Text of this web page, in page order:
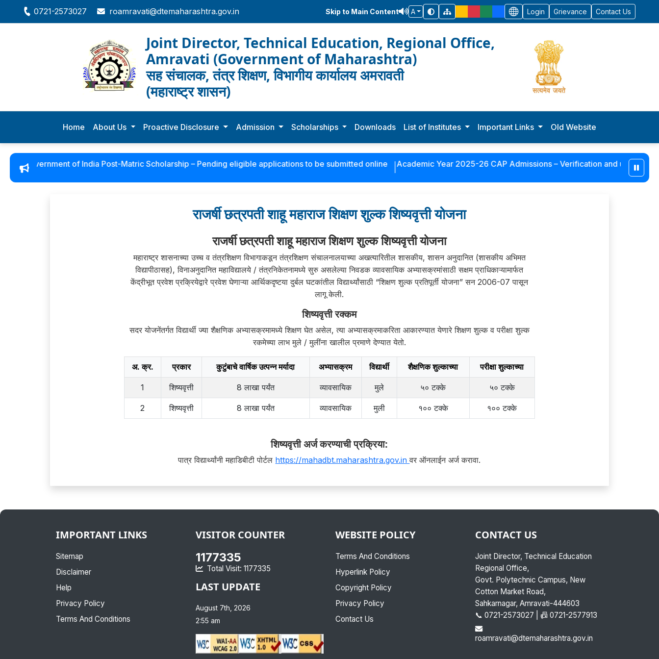
0721-2573027 roamravati@dtemaharashtra.gov.in Skip to Main Content A Login Grievance Contact Us
Joint Director, Technical Education, Regional Office,
Amravati (Government of Maharashtra)
सह संचालक, तंत्र शिक्षण, विभागीय कार्यालय अमरावती
(महाराष्ट्र शासन)
Home About Us Proactive Disclosure Admission Scholarships Downloads List of Institutes Important Links Old Website
Government of India Post-Matric Scholarship – Pending eligible applications to be submitted online Academic Year 2025-26 CAP Admissions – Verification and updation of
राजर्षी छत्रपती शाहू महाराज शिक्षण शुल्क शिष्यवृत्ती योजना
राजर्षी छत्रपती शाहू महाराज शिक्षण शुल्क शिष्यवृत्ती योजना
महाराष्ट्र शासनाच्या उच्च व तंत्रशिक्षण विभागाकडून तंत्रशिक्षण संचालनालयाच्या अखत्यारितील शासकीय, शासन अनुदानित (शासकीय अभिमत
विद्यापीठासह), विनाअनुदानित महाविद्यालये / तंत्रनिकेतनामध्ये सुरु असलेल्या निवडक व्यावसायिक अभ्यासक्रमांसाठी सक्षम प्राधिकाऱ्यामार्फत
केंद्रीभूत प्रवेश प्रक्रियेद्वारे प्रवेश घेणाऱ्या आर्थिकदृष्टया दुर्बल घटकांतील विद्यार्थ्यांसाठी “शिक्षण शुल्क प्रतिपूर्ती योजना” सन 2006-07 पासून
लागू केली.
शिष्यवृत्ती रक्कम
सदर योजनेंतर्गत विद्यार्थी ज्या शैक्षणिक अभ्यासक्रमामध्ये शिक्षण घेत असेल, त्या अभ्यासक्रमाकरिता आकारण्यात येणारे शिक्षण शुल्क व परीक्षा शुल्क
रकमेच्या लाभ मुले / मुलींना खालील प्रमाणे देण्यात येतो.
अ. क्र. प्रकार कुटुंबाचे वार्षिक उत्पन्न मर्यादा अभ्यासक्रम विद्यार्थी शैक्षणिक शुल्काच्या परीक्षा शुल्काच्या
1 शिष्यवृत्ती 8 लाखा पर्यंत व्यावसायिक मुले ५० टक्के ५० टक्के
2 शिष्यवृत्ती 8 लाखा पर्यंत व्यावसायिक मुली १०० टक्के १०० टक्के
शिष्यवृत्ती अर्ज करण्याची प्रक्रिया:
पात्र विद्यार्थ्यांनी महाडिबीटी पोर्टल https://mahadbt.maharashtra.gov.inवर ऑनलाईन अर्ज करावा.
IMPORTANT LINKS
Sitemap
Disclaimer
Help
Privacy Policy
Terms And Conditions
VISITOR COUNTER
1177335
Total Visit: 1177335
LAST UPDATE
August 7th, 2026
2:55 am
WEBSITE POLICY
Terms And Conditions
Hyperlink Policy
Copyright Policy
Privacy Policy
Contact Us
CONTACT US
Joint Director, Technical Education
Regional Office,
Govt. Polytechnic Campus, New
Cotton Market Road,
Sahkarnagar, Amravati-444603
📞 0721-2573027 | 📠 0721-2577913
roamravati@dtemaharashtra.gov.in